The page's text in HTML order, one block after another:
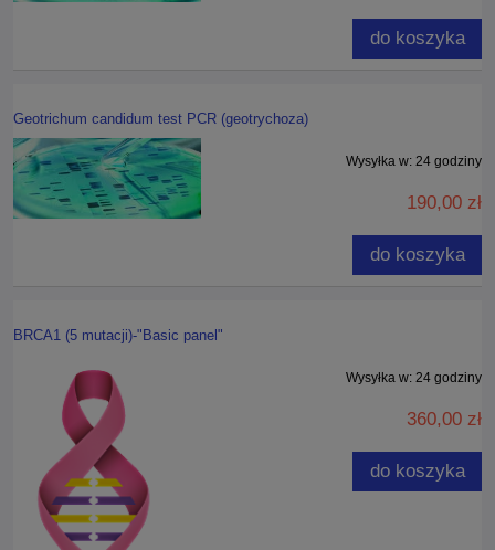
do koszyka
Geotrichum candidum test PCR (geotrychoza)
Wysyłka w: 24 godziny
190,00 zł
do koszyka
BRCA1 (5 mutacji)-"Basic panel"
Wysyłka w: 24 godziny
360,00 zł
do koszyka